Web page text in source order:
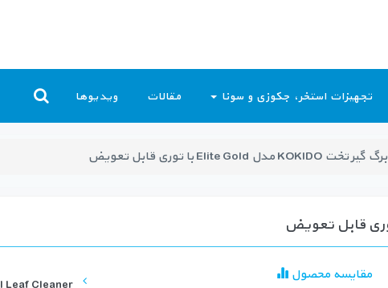
تجهیزات استخر، جکوزی و سونا مقالات ویدیوها
برگ گیر تخت KOKIDO مدل Elite Gold با توری قابل تعویض
مقایسه محصول